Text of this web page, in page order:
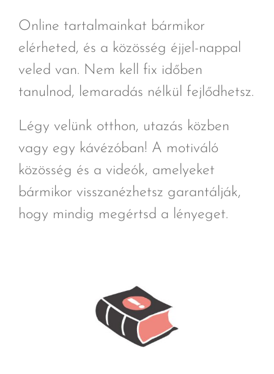
Online tartalmainkat bármikor
elérheted, és a közösség éjjel-nappal
veled van. Nem kell fix időben
tanulnod, lemaradás nélkül fejlődhetsz.
Légy velünk otthon, utazás közben
vagy egy kávézóban! A motiváló
közösség és a videók, amelyeket
bármikor visszanézhetsz garantálják,
hogy mindig megértsd a lényeget.